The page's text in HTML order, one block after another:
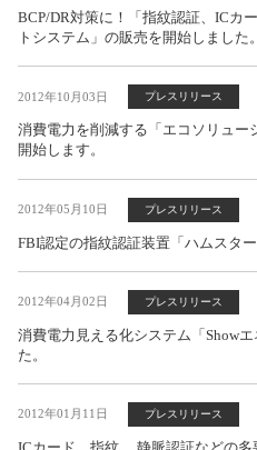
BCP/DR対策に！「指紋認証、ICカ
トシステム」の販売を開始しました。
2012年10月03日 プレスリリース
消費電力を削減する「エコソリュー
開始します。
2012年05月10日 プレスリリース
FBI認定の指紋認証装置「ハムスタ
2012年04月02日 プレスリリース
消費電力見える化システム「Show
た。
2012年01月11日 プレスリリース